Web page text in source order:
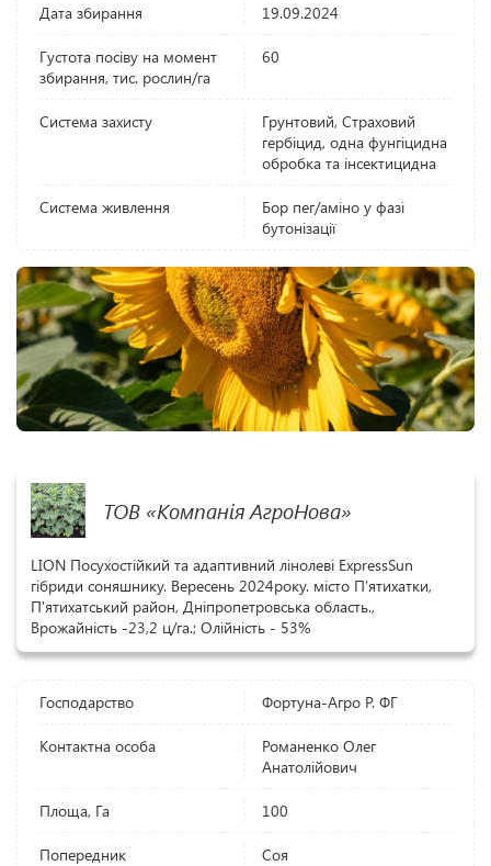
Дата збирання 19.09.2024
Густота посіву на момент
збирання, тис. рослин/га
60
Система захисту
Грунтовий, Страховий
гербіцид, одна фунгіцидна
обробка та інсектицидна
Система живлення
Бор пег/аміно у фазі
бутонізації
ТОВ «Компанія АгроНова»
LION Посухостійкий та адаптивний лінолеві ExpressSun
гібриди соняшнику. Вересень 2024року. місто П'ятихатки,
П'ятихатський район, Дніпропетровська область.,
Врожайність -23,2 ц/га.; Олійність - 53%
Господарство Фортуна-Агро Р. ФГ
Контактна особа
Романенко Олег
Анатолійович
Площа, Га 100
Попередник Соя